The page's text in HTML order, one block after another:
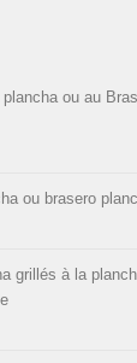
plancha ou au
ou brasero
grillés à la